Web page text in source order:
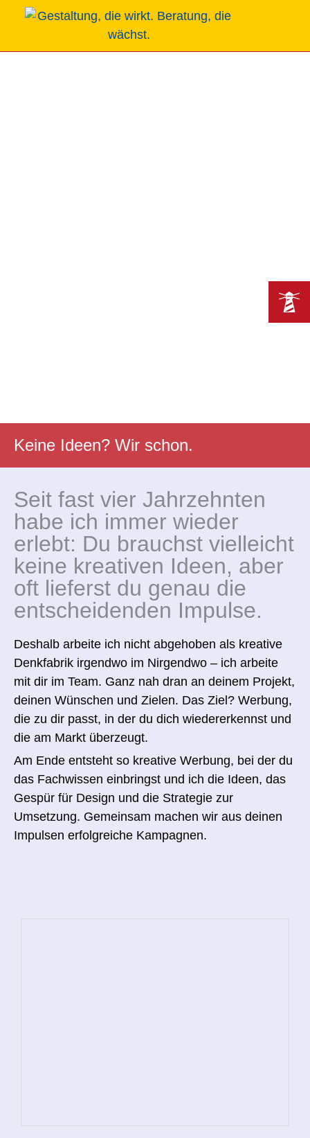
Keine Ideen? Wir schon.
Seit fast vier Jahrzehnten
habe ich immer wieder
erlebt: Du brauchst vielleicht
keine kreativen Ideen, aber
oft lieferst du genau die
entscheidenden Impulse.
Deshalb arbeite ich nicht abgehoben als kreative
Denkfabrik irgendwo im Nirgendwo – ich arbeite
mit dir im Team. Ganz nah dran an deinem Projekt,
deinen Wünschen und Zielen. Das Ziel? Werbung,
die zu dir passt, in der du dich wiedererkennst und
die am Markt überzeugt.
Am Ende entsteht so kreative Werbung, bei der du
das Fachwissen einbringst und ich die Ideen, das
Gespür für Design und die Strategie zur
Umsetzung. Gemeinsam machen wir aus deinen
Impulsen erfolgreiche Kampagnen.